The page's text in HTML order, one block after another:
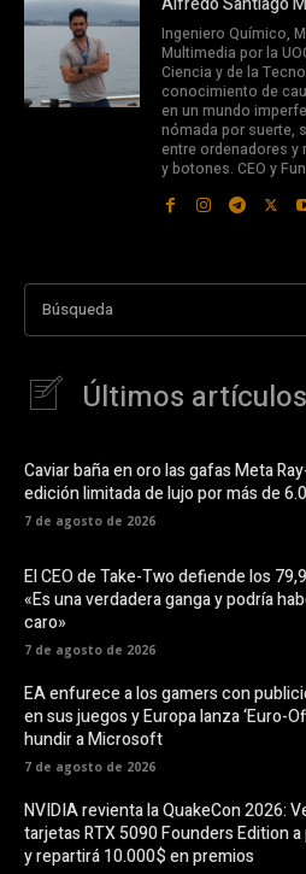
Ingeniero Químico,
Multimedia por la
Ciencia y de la
conocimiento de
en un mundo
nómada por suerte,
entre ordenadores
y botones. CEO y
Búsqueda
Últimos artículos
Caviar baña en oro las gafas Meta
edición limitada de lujo por más de
7 de agosto de 2026
El CEO de Take-Two defiende los
«Es una verdadera ganga y podría
caro»
7 de agosto de 2026
EA enfurece a los gamers con
en sus juegos y Europa lanza ‘Euro-
hundir a Microsoft
7 de agosto de 2026
NVIDIA revienta la QuakeCon 2026:
tarjetas RTX 5090 Founders Edition
y repartirá 10.000$ en premios